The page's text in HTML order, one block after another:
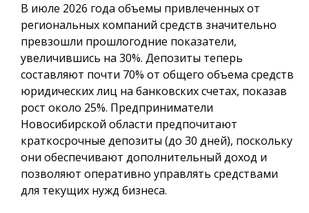
В июле 2026 года объемы привлеченных от
региональных компаний средств значительно
превзошли прошлогодние показатели,
увеличившись на 30%. Депозиты теперь
составляют почти 70% от общего объема средств
юридических лиц на банковских счетах, показав
рост около 25%. Предприниматели
Новосибирской области предпочитают
краткосрочные депозиты (до 30 дней), поскольку
они обеспечивают дополнительный доход и
позволяют оперативно управлять средствами
для текущих нужд бизнеса.